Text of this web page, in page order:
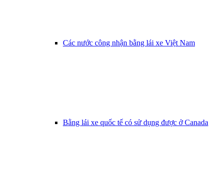
Các nước công nhận bằng lái xe Việt Nam
Bằng lái xe quốc tế có sử dụng được ở Canada